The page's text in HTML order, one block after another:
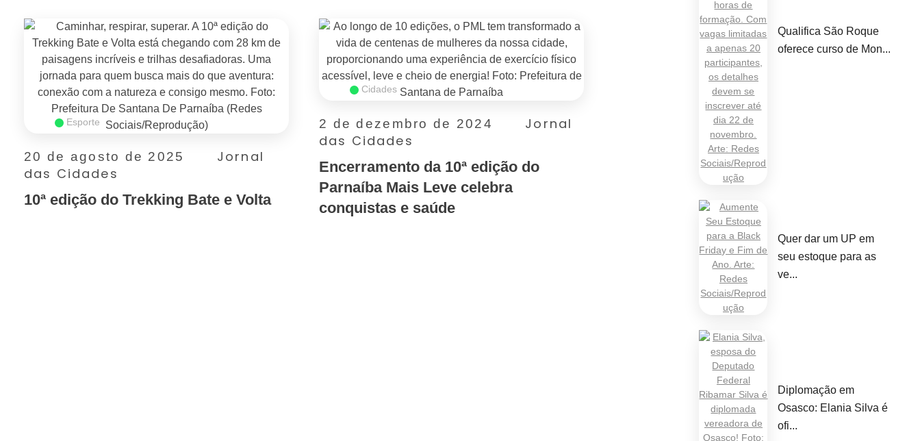
20 de agosto de 2025
Jornal
das Cidades
Esporte
10ª edição do Trekking Bate e Volta
2 de dezembro de 2024
Jornal
das Cidades
Cidades
Encerramento da 10ª edição do
Parnaíba Mais Leve celebra
conquistas e saúde
Qualifica São Roque
oferece curso de Mon...
Quer dar um UP em
seu estoque para as
ve...
Diplomação em
Osasco: Elania Silva é
ofi...